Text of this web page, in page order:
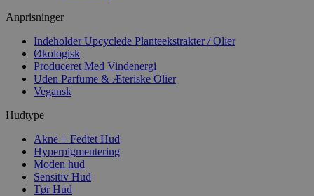
Anprisninger
Indeholder Upcyclede Planteekstrakter / Olier
Økologisk
Produceret Med Vindenergi
Uden Parfume & Æteriske Olier
Vegansk
Hudtype
Akne + Fedtet Hud
Hyperpigmentering
Moden hud
Sensitiv Hud
Tør Hud